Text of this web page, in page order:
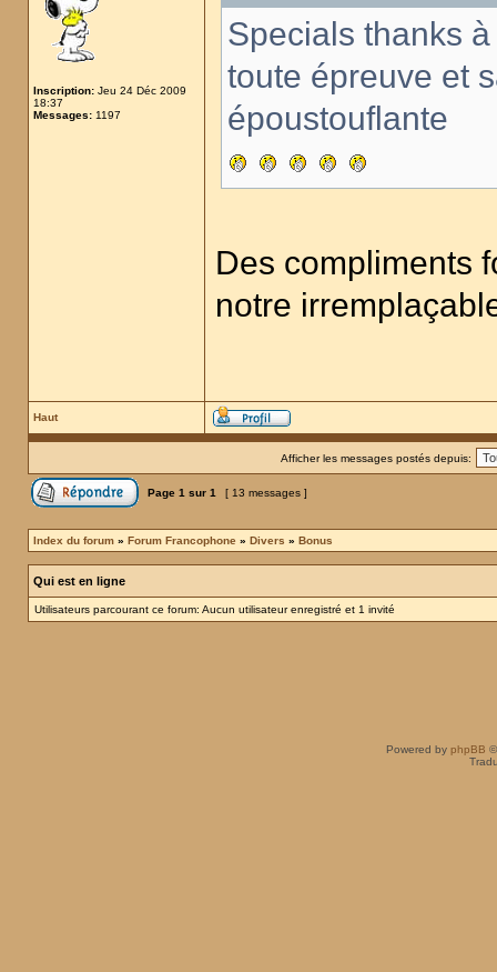
Inscription: Jeu 24 Déc 2009
18:37
Messages: 1197
Specials thanks
toute épreuve et
époustouflante
Des compliments
notre
Haut
Afficher les messages postés depuis:
Page 1 sur 1 [ 13 messages ]
Index du forum » Forum Francophone » Divers » Bonus
Qui est en ligne
Utilisateurs parcourant ce forum: Aucun utilisateur enregistré et 1 invité
Powered by phpBB